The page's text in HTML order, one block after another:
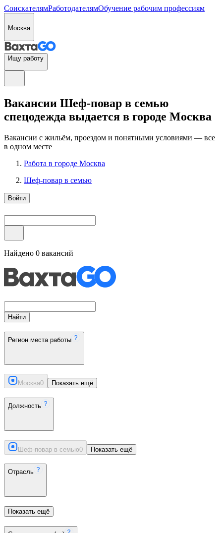
СоискателямРаботодателямОбучение рабочим профессиям
Москва
Ищу работу
Вакансии Шеф-повар в семью
спецодежда выдается в городе Москва
Вакансии с жильём, проездом и понятными условиями — все
в одном месте
Работа в городе Москва
Шеф-повар в семью
Войти
Найдено 0 вакансий
Найти
Регион места работы
Москва0 Показать ещё
Должность
Шеф-повар в семью0 Показать ещё
Отрасль
Показать ещё